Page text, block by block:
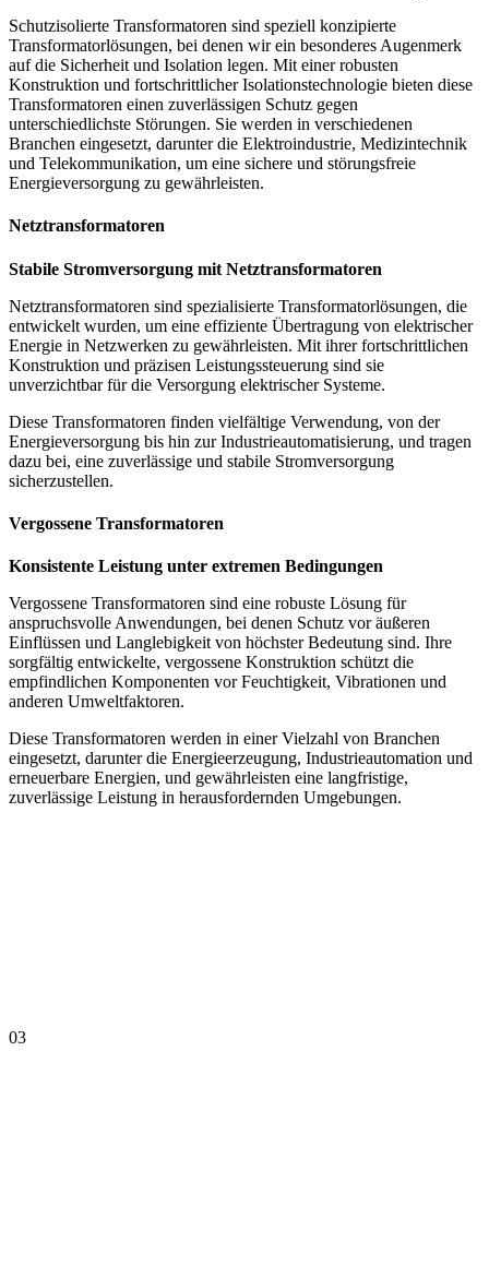
Schutzisolierte Transformatoren sind speziell konzipierte
Transformatorlösungen, bei denen wir ein besonderes Augenmerk
auf die Sicherheit und Isolation legen. Mit einer robusten
Konstruktion und fortschrittlicher Isolationstechnologie bieten diese
Transformatoren einen zuverlässigen Schutz gegen
unterschiedlichste Störungen. Sie werden in verschiedenen
Branchen eingesetzt, darunter die Elektroindustrie, Medizintechnik
und Telekommunikation, um eine sichere und störungsfreie
Energieversorgung zu gewährleisten.
Netztransformatoren
Stabile Stromversorgung mit Netztransformatoren
Netztransformatoren sind spezialisierte Transformatorlösungen, die
entwickelt wurden, um eine effiziente Übertragung von elektrischer
Energie in Netzwerken zu gewährleisten. Mit ihrer fortschrittlichen
Konstruktion und präzisen Leistungssteuerung sind sie
unverzichtbar für die Versorgung elektrischer Systeme.
Diese Transformatoren finden vielfältige Verwendung, von der
Energieversorgung bis hin zur Industrieautomatisierung, und tragen
dazu bei, eine zuverlässige und stabile Stromversorgung
sicherzustellen.
Vergossene Transformatoren
Konsistente Leistung unter extremen Bedingungen
Vergossene Transformatoren sind eine robuste Lösung für
anspruchsvolle Anwendungen, bei denen Schutz vor äußeren
Einflüssen und Langlebigkeit von höchster Bedeutung sind. Ihre
sorgfältig entwickelte, vergossene Konstruktion schützt die
empfindlichen Komponenten vor Feuchtigkeit, Vibrationen und
anderen Umweltfaktoren.
Diese Transformatoren werden in einer Vielzahl von Branchen
eingesetzt, darunter die Energieerzeugung, Industrieautomation und
erneuerbare Energien, und gewährleisten eine langfristige,
zuverlässige Leistung in herausfordernden Umgebungen.
03